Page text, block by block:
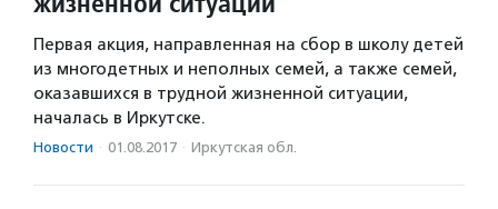
Первая акция, направленная на сбор в школу детей
из многодетных и неполных семей, а также семей,
оказавшихся в трудной жизненной ситуации,
началась в Иркутске.
Новости · 01.08.2017 · Иркутская обл.